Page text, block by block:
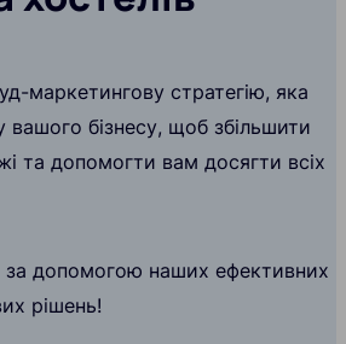
маркетингову стратегію, яка
вашого бізнесу, щоб збільшити
та допомогти вам досягти всіх
за допомогою наших ефективних
рішень!